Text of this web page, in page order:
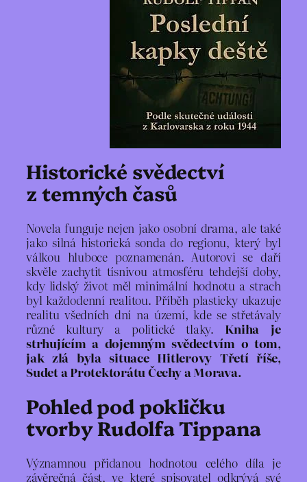
Historické svědectví
z temných časů
Novela funguje nejen jako osobní drama, ale také
jako silná historická sonda do regionu, který byl
válkou hluboce poznamenán. Autorovi se daří
skvěle zachytit tísnivou atmosféru tehdejší doby,
kdy lidský život měl minimální hodnotu a strach
byl každodenní realitou. Příběh plasticky ukazuje
realitu všedních dní na území, kde se střetávaly
různé kultury a politické tlaky. Kniha je
strhujícím a dojemným svědectvím o tom,
jak zlá byla situace Hitlerovy Třetí říše,
Sudet a Protektorátu Čechy a Morava.
Pohled pod pokličku
tvorby Rudolfa Tippana
Významnou přidanou hodnotou celého díla je
závěrečná část, ve které spisovatel odkrývá své